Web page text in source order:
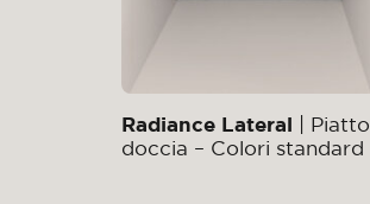
Radiance Lateral | Piatto
doccia – Colori standard